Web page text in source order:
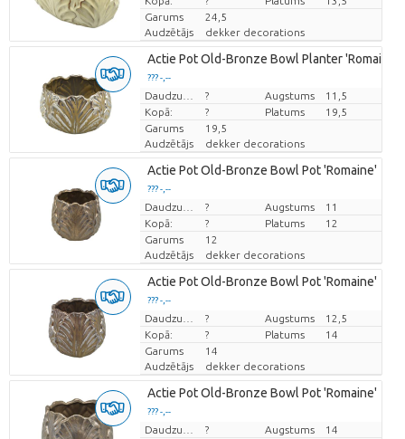
Garums
24,5
Audzētājs
dekker decorations
Actie Pot Old-Bronze Bowl Planter 'Romaine'
??? -,--
Cena par vienību
? Augstums
11,5
Kopā:
? Platums
19,5
Garums
19,5
Audzētājs
dekker decorations
Actie Pot Old-Bronze Bowl Pot 'Romaine'
??? -,--
Cena par vienību
? Augstums
11
Kopā:
? Platums
12
Garums
12
Audzētājs
dekker decorations
Actie Pot Old-Bronze Bowl Pot 'Romaine'
??? -,--
Cena par vienību
? Augstums
12,5
Kopā:
? Platums
14
Garums
14
Audzētājs
dekker decorations
Actie Pot Old-Bronze Bowl Pot 'Romaine'
??? -,--
Cena par vienību
? Augstums
14